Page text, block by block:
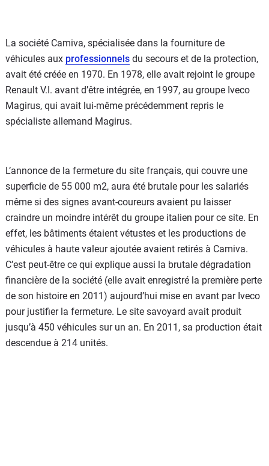
La société Camiva, spécialisée dans la fourniture de
véhicules aux professionnels du secours et de la protection,
avait été créée en 1970. En 1978, elle avait rejoint le groupe
Renault V.I. avant d’être intégrée, en 1997, au groupe Iveco
Magirus, qui avait lui-même précédemment repris le
spécialiste allemand Magirus.
L’annonce de la fermeture du site français, qui couvre une
superficie de 55 000 m2, aura été brutale pour les salariés
même si des signes avant-coureurs avaient pu laisser
craindre un moindre intérêt du groupe italien pour ce site. En
effet, les bâtiments étaient vétustes et les productions de
véhicules à haute valeur ajoutée avaient retirés à Camiva.
C’est peut-être ce qui explique aussi la brutale dégradation
financière de la société (elle avait enregistré la première perte
de son histoire en 2011) aujourd’hui mise en avant par Iveco
pour justifier la fermeture. Le site savoyard avait produit
jusqu’à 450 véhicules sur un an. En 2011, sa production était
descendue à 214 unités.